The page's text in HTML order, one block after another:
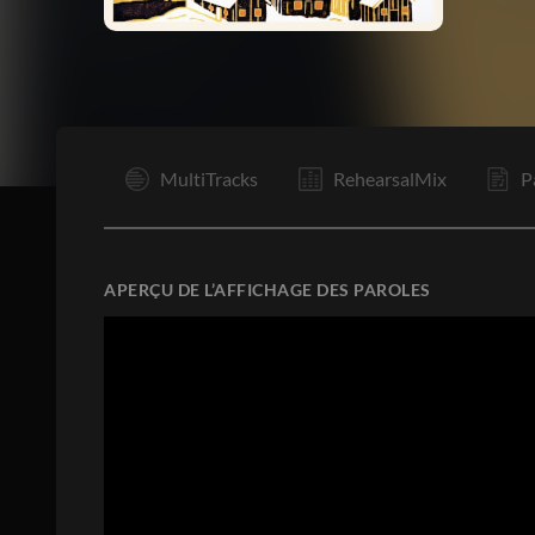
MultiTracks RehearsalMix
APERÇU DE L’AFFICHAGE DES PAROLES